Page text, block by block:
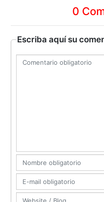
0
Escriba aquí su